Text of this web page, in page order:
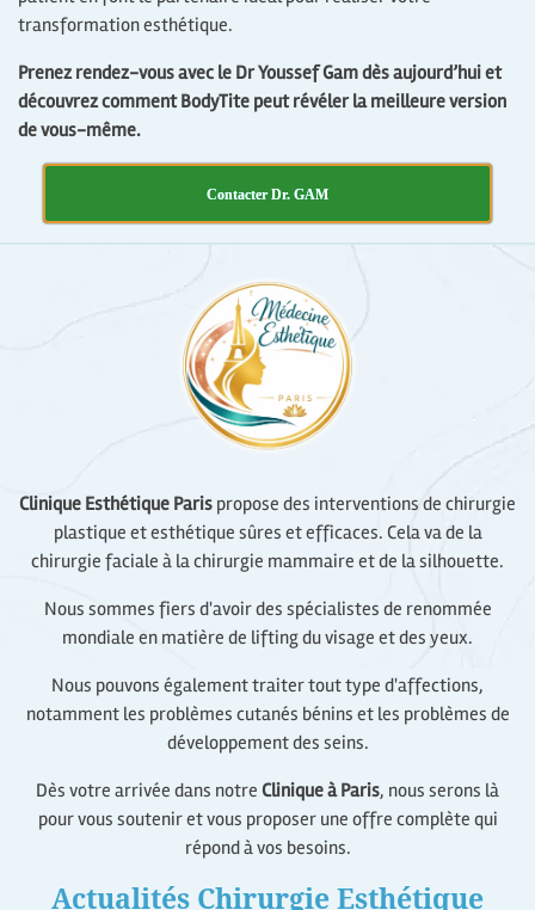
transformation esthétique.
Prenez rendez-vous avec le Dr Youssef Gam dès aujourd’hui et
découvrez comment BodyTite peut révéler la meilleure version
de vous-même.
Contacter Dr. GAM
Clinique Esthétique Paris propose des interventions de chirurgie
plastique et esthétique sûres et efficaces. Cela va de la
chirurgie faciale à la chirurgie mammaire et de la silhouette.
Nous sommes fiers d'avoir des spécialistes de renommée
mondiale en matière de lifting du visage et des yeux.
Nous pouvons également traiter tout type d'affections,
notamment les problèmes cutanés bénins et les problèmes de
développement des seins.
Dès votre arrivée dans notre Clinique à Paris, nous serons là
pour vous soutenir et vous proposer une offre complète qui
répond à vos besoins.
Actualités Chirurgie Esthétique